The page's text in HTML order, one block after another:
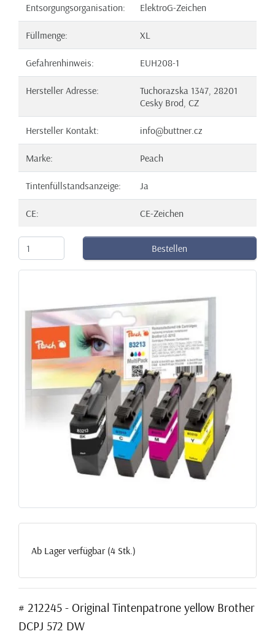
Entsorgungsorganisation: ElektroG-Zeichen
Füllmenge: XL
Gefahrenhinweis: EUH208-1
Hersteller Adresse:
Tuchorazska 1347, 28201
Cesky Brod, CZ
Hersteller Kontakt: info@buttner.cz
Marke: Peach
Tintenfüllstandsanzeige: Ja
CE: CE-Zeichen
Bestellen
Ab Lager verfügbar (4 Stk.)
# 212245 - Original Tintenpatrone yellow Brother
DCPJ 572 DW